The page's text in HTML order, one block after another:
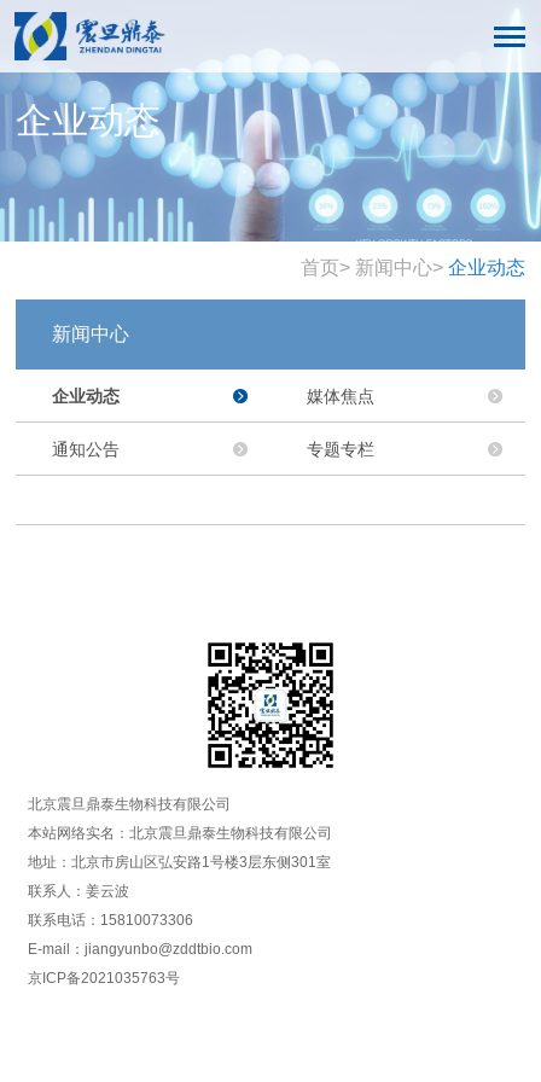
企业动态
首页> 新闻中心> 企业动态
新闻中心
企业动态 媒体焦点
通知公告 专题专栏
北京震旦鼎泰生物科技有限公司
本站网络实名：北京震旦鼎泰生物科技有限公司
地址：北京市房山区弘安路1号楼3层东侧301室
联系人：姜云波
联系电话：15810073306
E-mail：jiangyunbo@zddtbio.com
京ICP备2021035763号